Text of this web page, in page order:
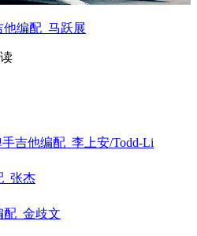
编配_马跃展
吉他编配_李上安/Todd-Li
_张杰
配_金歧文